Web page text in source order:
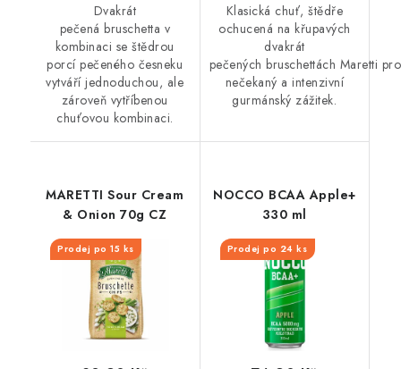
Dvakrát
pečená bruschetta v
kombinaci se štědrou
porcí pečeného česneku
vytváří jednoduchou, ale
zároveň vytříbenou
chuťovou kombinaci.
Klasická chuť, štědře
ochucená na křupavých
dvakrát
pečených bruschettách Maretti pro
nečekaný a intenzivní
gurmánský zážitek.
MARETTI Sour Cream
& Onion 70g CZ
Prodej po 15 ks
NOCCO BCAA Apple+
330 ml
Prodej po 24 ks